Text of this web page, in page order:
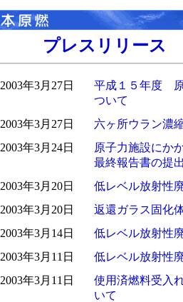
プレスリリース
2003年3月27日
平成１５年度 原
ついて
2003年3月27日
六ヶ所ウラン濃
2003年3月24日
原子力施設にか
最終報告書の提
2003年3月20日
低レベル放射性
2003年3月20日
返還ガラス固化
2003年3月14日
低レベル放射性
2003年3月11日
低レベル放射性
2003年3月11日
使用済燃料受入
いて